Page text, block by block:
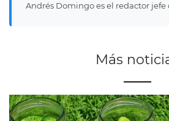
Andrés Domingo es el redactor jefe
Más